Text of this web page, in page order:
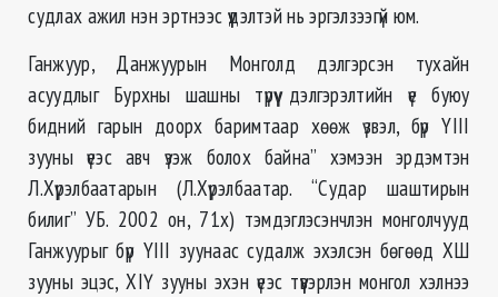
судлах ажил нэн эртнээс үүдэлтэй нь эргэлзээгүй юм.
Ганжуур, Данжуурын Монголд дэлгэрсэн тухайн
асуудлыг Бурхны шашны түрүү дэлгэрэлтийн үе буюу
бидний гарын доорх баримтаар хөөж үзвэл, бүр YIII
зууны үеэс авч үзэж болох байна” хэмээн эрдэмтэн
Л.Хүрэлбаатарын (Л.Хүрэлбаатар. “Судар шаштирын
билиг” УБ. 2002 он, 71х) тэмдэглэсэнчлэн монголчууд
Ганжуурыг бүр YIII зуунаас судалж эхэлсэн бөгөөд ХШ
зууны эцэс, ХIҮ зууны эхэн үеэс түүвэрлэн монгол хэлнээ